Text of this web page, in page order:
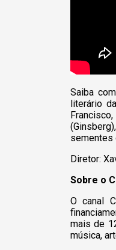
Saiba
literário
sementes
Diretor:
Sobre o
O canal
mais de
música,